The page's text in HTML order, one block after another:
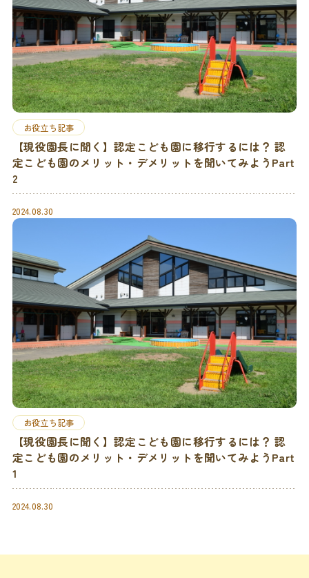
お役立ち記事
【現役園長に聞く】認定こども園に移行するには？ 認
定こども園のメリット・デメリットを聞いてみようPart
2
2024.08.30
お役立ち記事
【現役園長に聞く】認定こども園に移行するには？ 認
定こども園のメリット・デメリットを聞いてみようPart
1
2024.08.30